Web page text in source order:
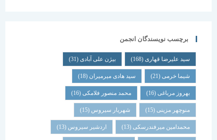
برچسب نویسندگان انجمن
سید علیرضا قهاری(168) بیژن علی آبادی(31)
شیما خرمی(21) سید هادی میرمیران(18)
بهروز مرباغی (16) محمد منصور فلامکی (16)
منوچهر مزینی(15) شهریار سیروس(15)
محمدامین میرفندرسکی(13) اردشیر سیروس(13)